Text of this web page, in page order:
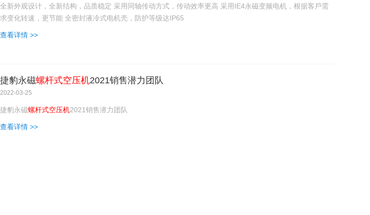
全新外观设计，全新结构，品质稳定 采⽤同轴传动⽅式，传动效率更⾼ 采⽤IE4永磁变频电机，根据客⼾需
求变化转速，更节能 全密封液冷式电机壳，防护等级达IP65
查看详情 >>
捷豹永磁螺杆式空压机2021销售潜力团队
2022-03-25
捷豹永磁螺杆式空压机2021销售潜力团队
查看详情 >>